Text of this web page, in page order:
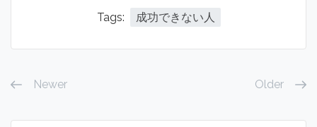
Tags: 成功できない人
Newer Older